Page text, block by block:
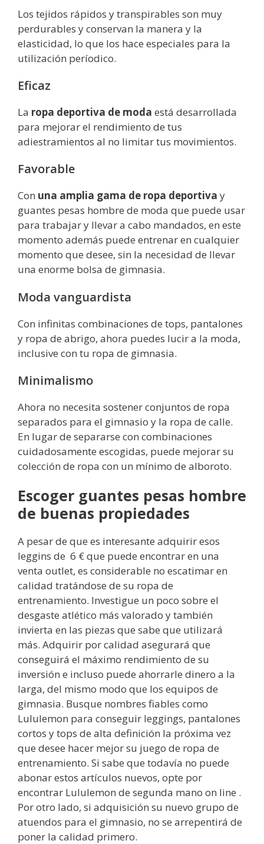
Los tejidos rápidos y transpirables son muy
perdurables y conservan la manera y la
elasticidad, lo que los hace especiales para la
utilización períodico.
Eficaz
La ropa deportiva de moda está desarrollada
para mejorar el rendimiento de tus
adiestramientos al no limitar tus movimientos.
Favorable
Con una amplia gama de ropa deportiva y
guantes pesas hombre de moda que puede usar
para trabajar y llevar a cabo mandados, en este
momento además puede entrenar en cualquier
momento que desee, sin la necesidad de llevar
una enorme bolsa de gimnasia.
Moda vanguardista
Con infinitas combinaciones de tops, pantalones
y ropa de abrigo, ahora puedes lucir a la moda,
inclusive con tu ropa de gimnasia.
Minimalismo
Ahora no necesita sostener conjuntos de ropa
separados para el gimnasio y la ropa de calle.
En lugar de separarse con combinaciones
cuidadosamente escogidas, puede mejorar su
colección de ropa con un mínimo de alboroto.
Escoger guantes pesas hombre
de buenas propiedades
A pesar de que es interesante adquirir esos
leggins de 6 € que puede encontrar en una
venta outlet, es considerable no escatimar en
calidad tratándose de su ropa de
entrenamiento. Investigue un poco sobre el
desgaste atlético más valorado y también
invierta en las piezas que sabe que utilizará
más. Adquirir por calidad asegurará que
conseguirá el máximo rendimiento de su
inversión e incluso puede ahorrarle dinero a la
larga, del mismo modo que los equipos de
gimnasia. Busque nombres fiables como
Lululemon para conseguir leggings, pantalones
cortos y tops de alta definición la próxima vez
que desee hacer mejor su juego de ropa de
entrenamiento. Si sabe que todavía no puede
abonar estos artículos nuevos, opte por
encontrar Lululemon de segunda mano on line .
Por otro lado, si adquisición su nuevo grupo de
atuendos para el gimnasio, no se arrepentirá de
poner la calidad primero.